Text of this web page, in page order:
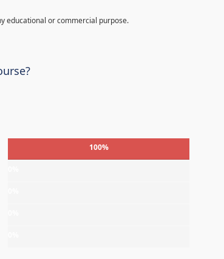
educational or commercial purpose.
100%